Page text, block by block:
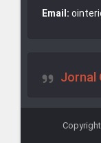
Email:
Jornal